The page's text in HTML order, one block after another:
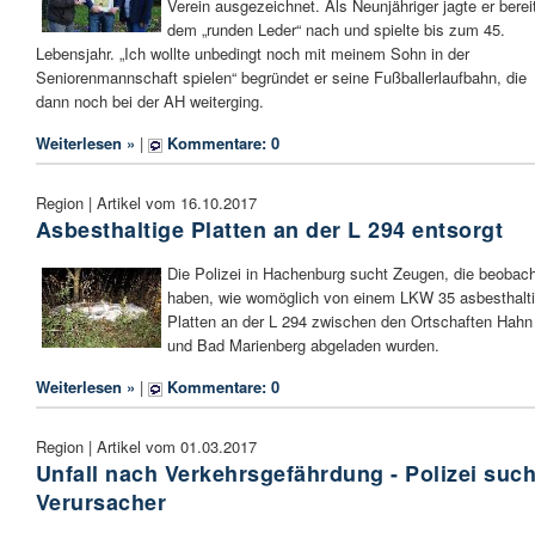
Verein ausgezeichnet. Als Neunjähriger jagte er
dem „runden Leder“ nach und spielte bis zum 45.
Lebensjahr. „Ich wollte unbedingt noch mit meinem Sohn in der
Seniorenmannschaft spielen“ begründet er seine Fußballerlaufbahn, die
dann noch bei der AH weiterging.
Weiterlesen » | Kommentare: 0
Region | Artikel vom 16.10.2017
Asbesthaltige Platten an der L 294 entsorgt
Die Polizei in Hachenburg sucht Zeugen, die
haben, wie womöglich von einem LKW 35
Platten an der L 294 zwischen den Ortschaften Hahn
und Bad Marienberg abgeladen wurden.
Weiterlesen » | Kommentare: 0
Region | Artikel vom 01.03.2017
Unfall nach Verkehrsgefährdung - Polizei
Verursacher